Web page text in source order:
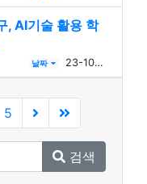
, AI기술 활용 학
날짜 23-10-19
5
검색